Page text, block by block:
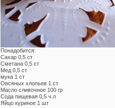
Понадобится:
Сахар 0,5 ст
Сметана 0,5 ст
Мед 0,5 ст
мука 1 ст
Овсяных хлопьев 1 ст
Масло сливочное 100 гр
Сода пищевая 0,5 ч.л
Яйцо куриное 1 шт